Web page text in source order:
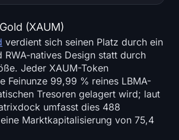
(XAUM)
verdient sich seinen Platz durch ein
RWA-natives Design statt durch
Jeder XAUM-Token
Feinunze 99,99 % reines LBMA-
Tresoren gelagert wird; laut
umfasst dies 488
Marktkapitalisierung von 75,4